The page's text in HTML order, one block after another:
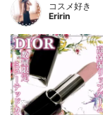
コスメ好き
Eririn